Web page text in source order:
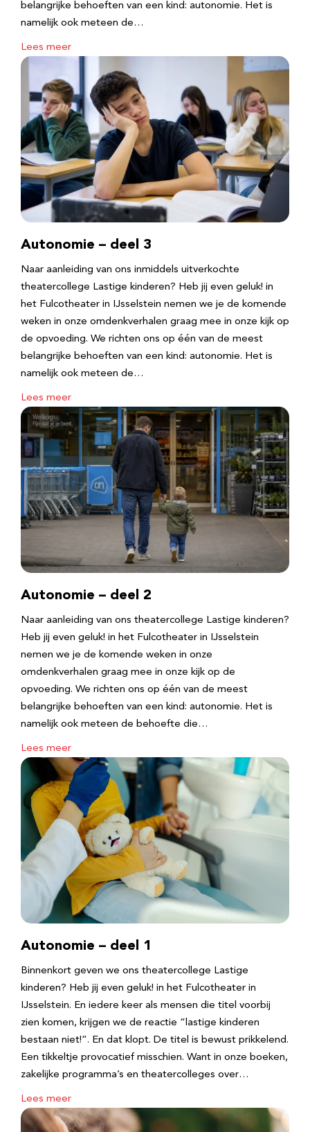
belangrijke behoeften van een kind: autonomie. Het is
namelijk ook meteen de…
Lees meer
Autonomie – deel 3
Naar aanleiding van ons inmiddels uitverkochte
theatercollege Lastige kinderen? Heb jij even geluk! in
het Fulcotheater in IJsselstein nemen we je de komende
weken in onze omdenkverhalen graag mee in onze kijk op
de opvoeding. We richten ons op één van de meest
belangrijke behoeften van een kind: autonomie. Het is
namelijk ook meteen de…
Lees meer
Autonomie – deel 2
Naar aanleiding van ons theatercollege Lastige kinderen?
Heb jij even geluk! in het Fulcotheater in IJsselstein
nemen we je de komende weken in onze
omdenkverhalen graag mee in onze kijk op de
opvoeding. We richten ons op één van de meest
belangrijke behoeften van een kind: autonomie. Het is
namelijk ook meteen de behoefte die…
Lees meer
Autonomie – deel 1
Binnenkort geven we ons theatercollege Lastige
kinderen? Heb jij even geluk! in het Fulcotheater in
IJsselstein. En iedere keer als mensen die titel voorbij
zien komen, krijgen we de reactie “lastige kinderen
bestaan niet!”. En dat klopt. De titel is bewust prikkelend.
Een tikkeltje provocatief misschien. Want in onze boeken,
zakelijke programma’s en theatercolleges over…
Lees meer